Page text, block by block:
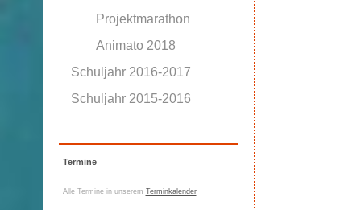
Projektmarathon
Animato 2018
Schuljahr 2016-2017
Schuljahr 2015-2016
Termine
Alle Termine in unserem Terminkalender